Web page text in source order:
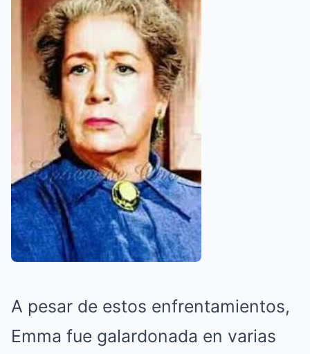
A pesar de estos enfrentamientos,
Emma fue galardonada en varias